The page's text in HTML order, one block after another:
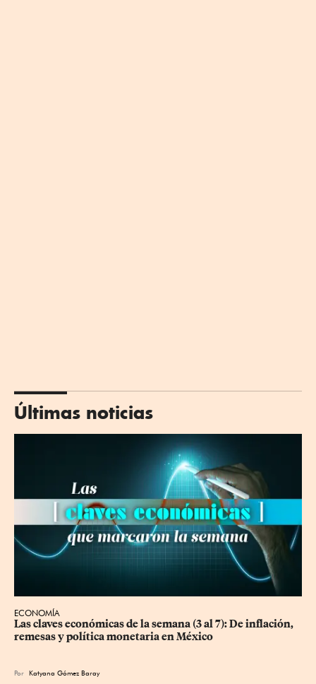
Últimas noticias
ECONOMÍA
Las claves económicas de la semana (3 al 7): De inflación,
remesas y política monetaria en México
Por Katyana Gómez Baray